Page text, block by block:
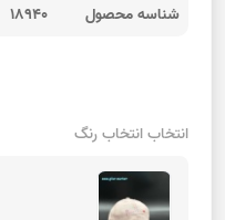
شناسه محصول 18940
انتخاب انتخاب رنگ